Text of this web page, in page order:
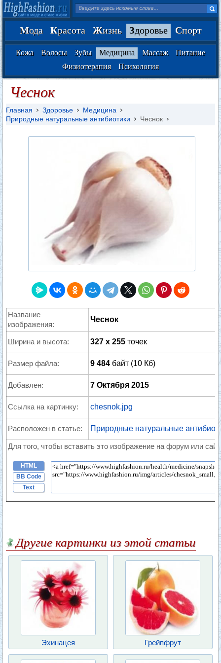
Мода Красота Жизнь Здоровье Спорт
Кожа Волосы Зубы Медицина Массаж
Питание
Физиотерапия
Психология
Чеснок
Главная Здоровье
Медицина
Природные натуральные антибиотики
Чеснок
Название
изображения:
Чеснок
Ширина и высота: 327 x 255 точек
Размер файла: 9 484 байт (10 Кб)
Добавлен: 7 Октября 2015
Ссылка на картинку: chesnok.jpg
Расположен в статье: Природные натуральные
Для того, чтобы вставить это изображение на форум или
HTML
BB Code
Text
Другие картинки из этой статьи
Эхинацея Грейпфрут